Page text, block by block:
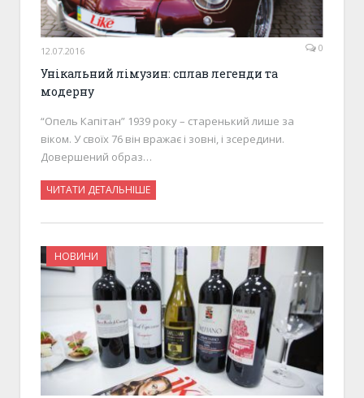
12.07.2016 0
Унікальний лімузин: сплав легенди та
модерну
“Опель Капітан” 1939 року – старенький лише за
віком. У своїх 76 він вражає і зовні, і зсередини.
Довершений образ…
ЧИТАТИ ДЕТАЛЬНІШЕ
НОВИНИ